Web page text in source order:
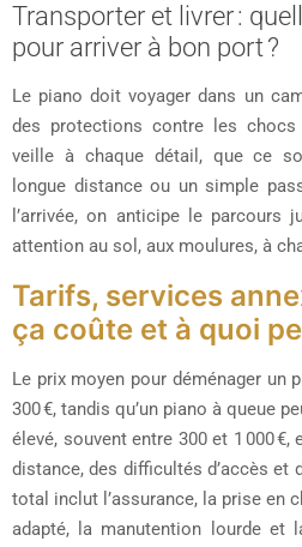
Transporter et livrer :
pour arriver à bon port ?
Le piano doit voyager dans un
des protections contre les chocs
veille à chaque détail, que ce
longue distance ou un simple
l’arrivée, on anticipe le parcours
attention au sol, aux moulures, à
Tarifs, services
ça coûte et à quoi
Le prix moyen pour déménager un
300 €, tandis qu’un piano à queue
élevé, souvent entre 300 et 1 000
distance, des difficultés d’accès et
total inclut l’assurance, la prise en
adapté, la manutention lourde et